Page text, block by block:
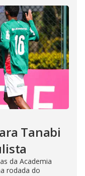
Tanabi
da Academia
rodada do